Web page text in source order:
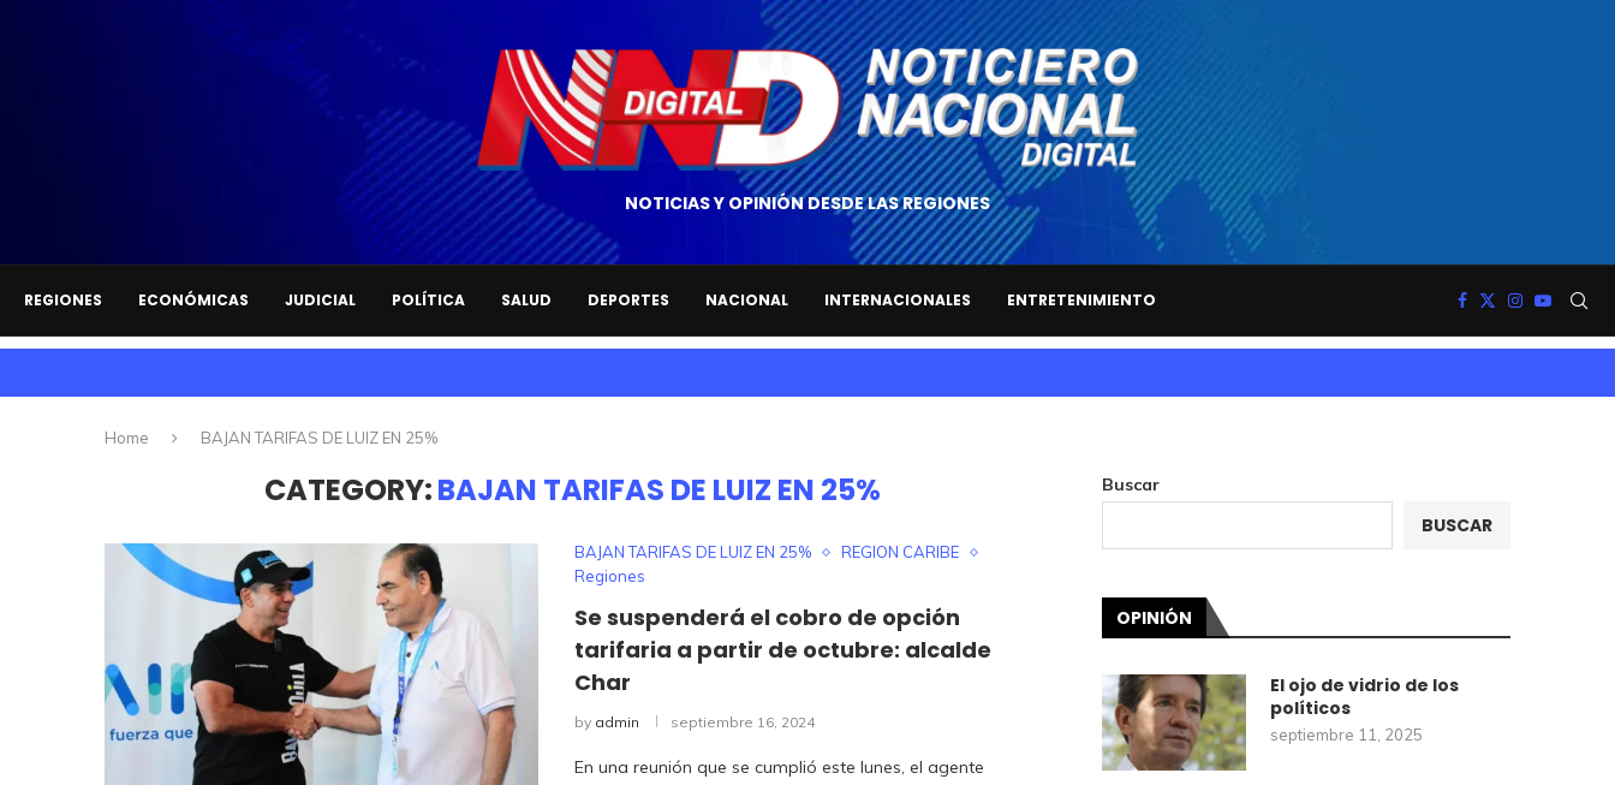
NOTICIAS Y OPINIÓN DESDE LAS REGIONES
REGIONES ECONÓMICAS JUDICIAL POLÍTICA SALUD DEPORTES NACIONAL INTERNACIONALES ENTRETENIMIENTO
Home BAJAN TARIFAS DE LUIZ EN 25%
CATEGORY:BAJAN TARIFAS DE LUIZ EN 25%
BAJAN TARIFAS DE LUIZ EN 25%
REGION CARIBE
Regiones
Se suspenderá el cobro de opción
tarifaria a partir de octubre: alcalde
Char
by admin septiembre 16, 2024
En una reunión que se cumplió este lunes, el agente
Buscar
BUSCAR
OPINIÓN
El ojo de vidrio de los
políticos
septiembre 11, 2025